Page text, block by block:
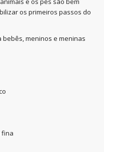
os primeiros passos do
meninos e meninas
fina